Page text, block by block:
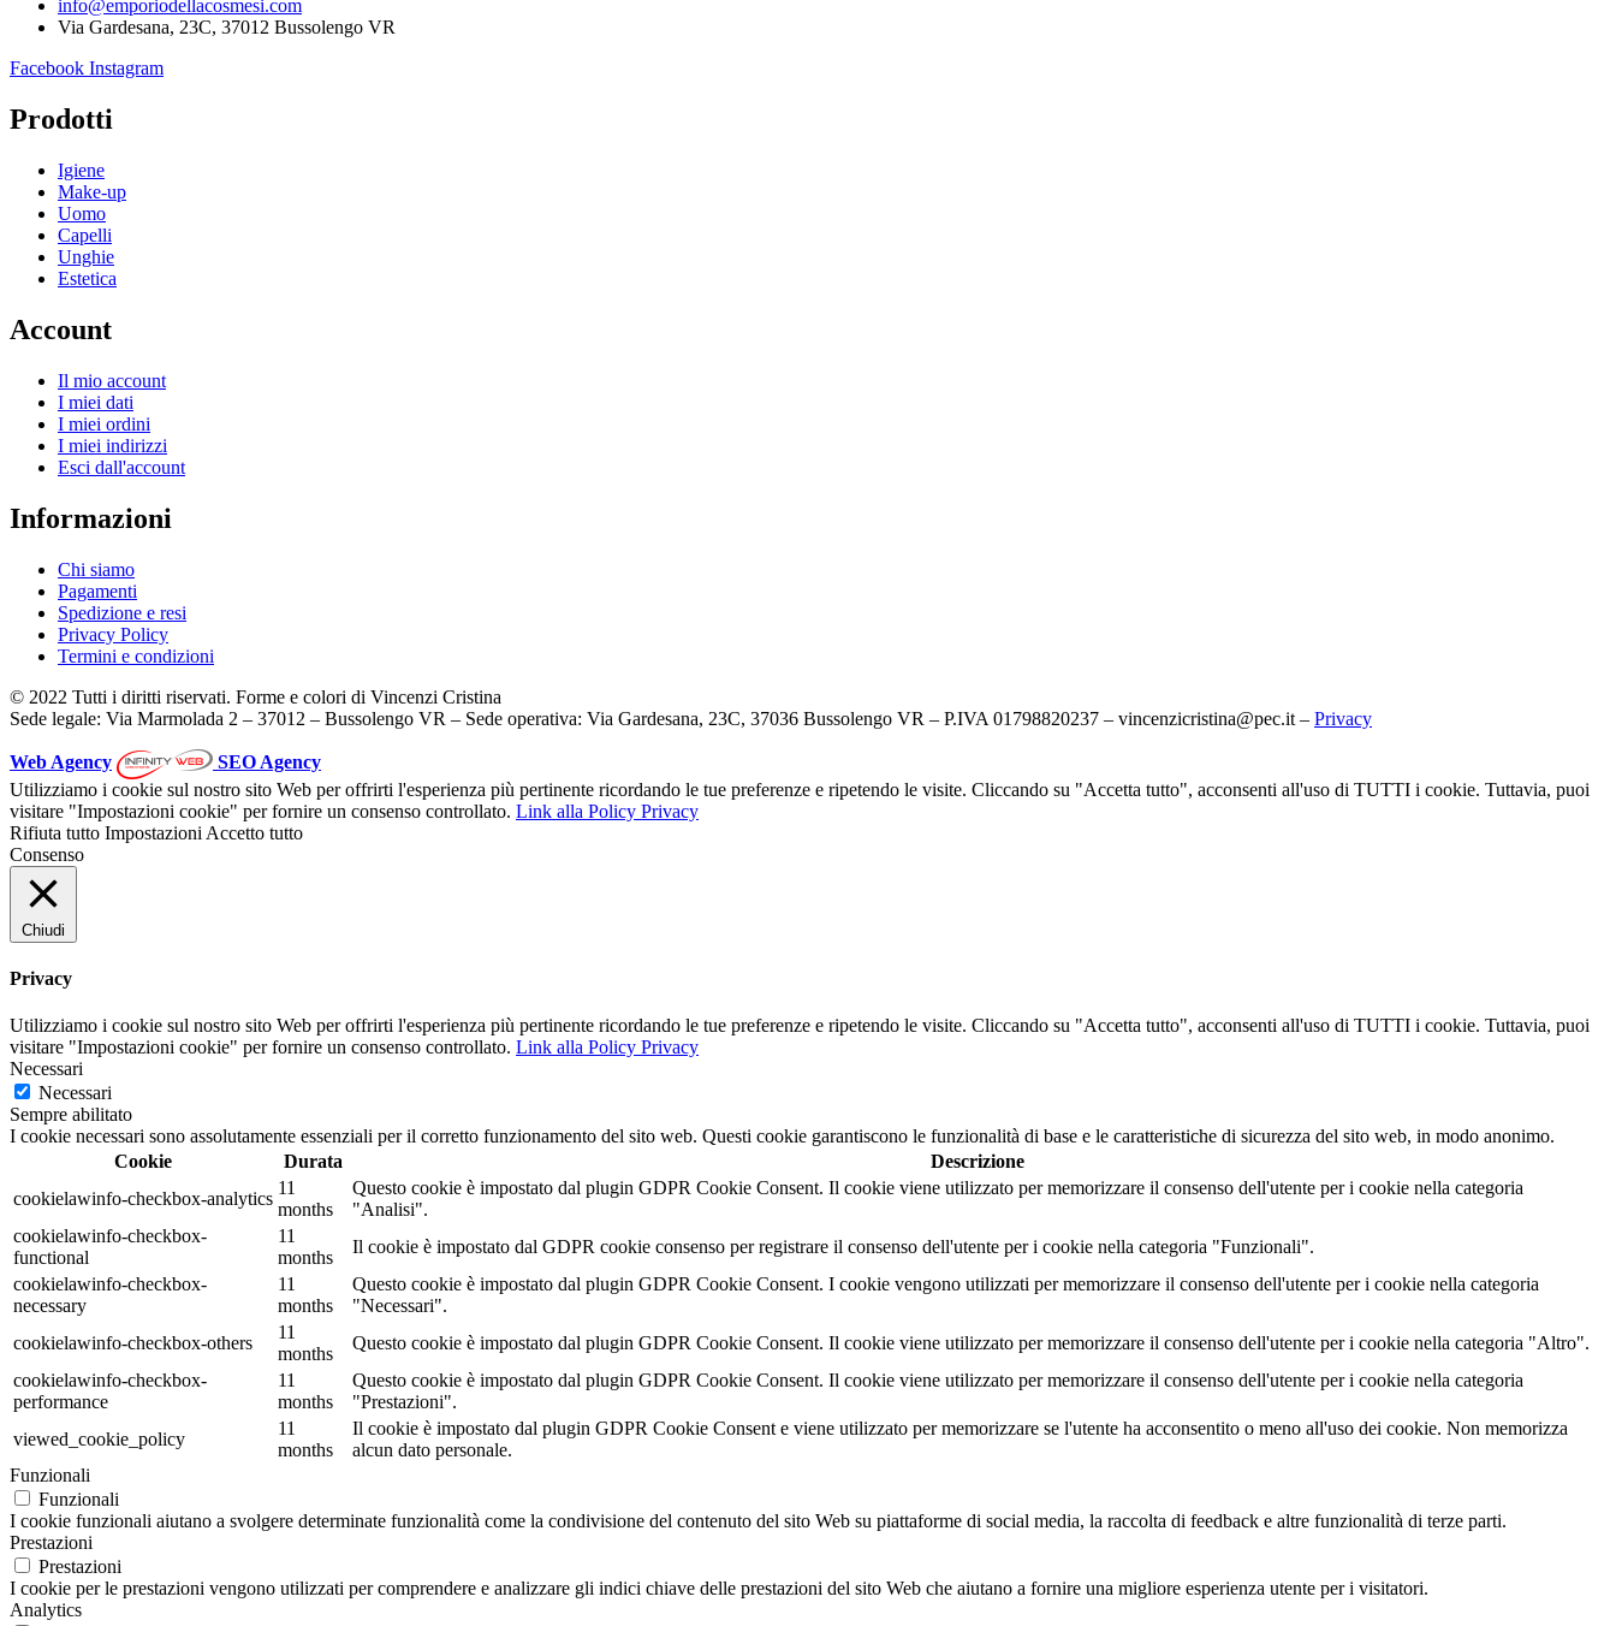
info@emporiodellacosmesi.com
Via Gardesana, 23C, 37012 Bussolengo VR
Facebook Instagram
Prodotti
Igiene
Make-up
Uomo
Capelli
Unghie
Estetica
Account
Il mio account
I miei dati
I miei ordini
I miei indirizzi
Esci dall'account
Informazioni
Chi siamo
Pagamenti
Spedizione e resi
Privacy Policy
Termini e condizioni
© 2022 Tutti i diritti riservati. Forme e colori di Vincenzi Cristina
Sede legale: Via Marmolada 2 – 37012 – Bussolengo VR – Sede operativa: Via Gardesana, 23C, 37036 Bussolengo VR – P.IVA 01798820237 – vincenzicristina@pec.it – Privacy
Web Agency
SEO Agency
Utilizziamo i cookie sul nostro sito Web per offrirti l'esperienza più pertinente ricordando le tue preferenze e ripetendo le visite. Cliccando su "Accetta tutto", acconsenti all'uso di TUTTI i cookie. Tuttavia, puoi
visitare "Impostazioni cookie" per fornire un consenso controllato. Link alla Policy Privacy
Rifiuta tutto Impostazioni Accetto tutto
Consenso
Chiudi
Privacy
Utilizziamo i cookie sul nostro sito Web per offrirti l'esperienza più pertinente ricordando le tue preferenze e ripetendo le visite. Cliccando su "Accetta tutto", acconsenti all'uso di TUTTI i cookie. Tuttavia, puoi
visitare "Impostazioni cookie" per fornire un consenso controllato. Link alla Policy Privacy
Necessari
Necessari
Sempre abilitato
I cookie necessari sono assolutamente essenziali per il corretto funzionamento del sito web. Questi cookie garantiscono le funzionalità di base e le caratteristiche di sicurezza del sito web, in modo anonimo.
Cookie
Durata
Descrizione
cookielawinfo-checkbox-analytics
11
months
Questo cookie è impostato dal plugin GDPR Cookie Consent. Il cookie viene utilizzato per memorizzare il consenso dell'utente per i cookie nella categoria
"Analisi".
cookielawinfo-checkbox-
functional
11
months
Il cookie è impostato dal GDPR cookie consenso per registrare il consenso dell'utente per i cookie nella categoria "Funzionali".
cookielawinfo-checkbox-
necessary
11
months
Questo cookie è impostato dal plugin GDPR Cookie Consent. I cookie vengono utilizzati per memorizzare il consenso dell'utente per i cookie nella categoria
"Necessari".
cookielawinfo-checkbox-others
11
months
Questo cookie è impostato dal plugin GDPR Cookie Consent. Il cookie viene utilizzato per memorizzare il consenso dell'utente per i cookie nella categoria "Altro".
cookielawinfo-checkbox-
performance
11
months
Questo cookie è impostato dal plugin GDPR Cookie Consent. Il cookie viene utilizzato per memorizzare il consenso dell'utente per i cookie nella categoria
"Prestazioni".
viewed_cookie_policy
11
months
Il cookie è impostato dal plugin GDPR Cookie Consent e viene utilizzato per memorizzare se l'utente ha acconsentito o meno all'uso dei cookie. Non memorizza
alcun dato personale.
Funzionali
Funzionali
I cookie funzionali aiutano a svolgere determinate funzionalità come la condivisione del contenuto del sito Web su piattaforme di social media, la raccolta di feedback e altre funzionalità di terze parti.
Prestazioni
Prestazioni
I cookie per le prestazioni vengono utilizzati per comprendere e analizzare gli indici chiave delle prestazioni del sito Web che aiutano a fornire una migliore esperienza utente per i visitatori.
Analytics